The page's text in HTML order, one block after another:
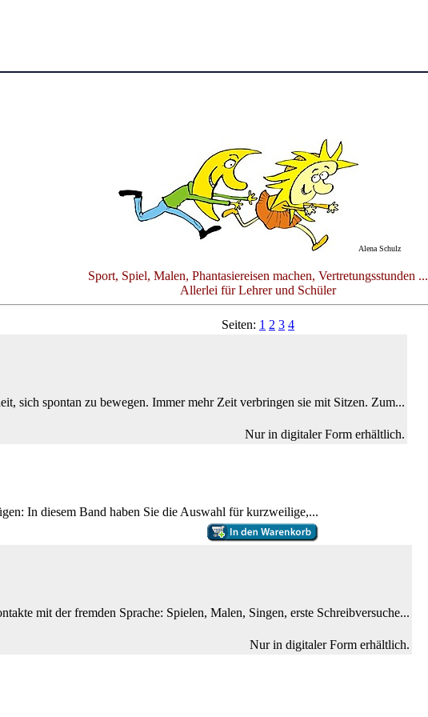
Alena Schulz
Sport, Spiel, Malen, Phantasiereisen machen, Vertretungsstunden ...
Allerlei für Lehrer und Schüler
Seiten: 1 2 3 4
sich spontan zu bewegen. Immer mehr Zeit verbringen sie mit Sitzen. Zum...
Nur in digitaler Form erhältlich.
In diesem Band haben Sie die Auswahl für kurzweilige,...
mit der fremden Sprache: Spielen, Malen, Singen, erste Schreibversuche...
Nur in digitaler Form erhältlich.